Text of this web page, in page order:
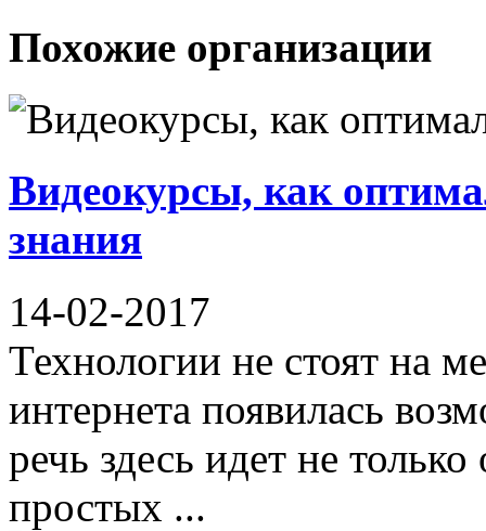
Похожие организации
Видеокурсы, как
знания
14-02-2017
Технологии не стоят на
интернета появилась
речь здесь идет не
простых ...